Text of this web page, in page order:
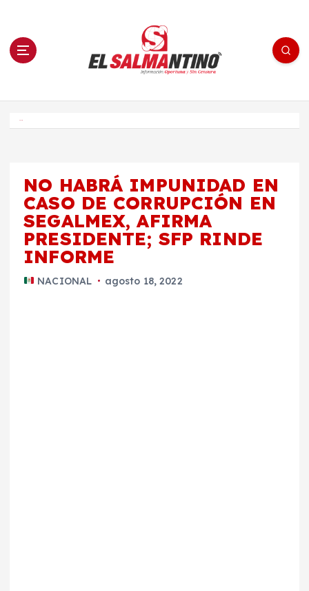
n El Salmantino - medios/noticias/editorial
NO HABRÁ IMPUNIDAD EN
CASO DE CORRUPCIÓN EN
SEGALMEX, AFIRMA
PRESIDENTE; SFP RINDE
INFORME
NACIONAL agosto 18, 2022